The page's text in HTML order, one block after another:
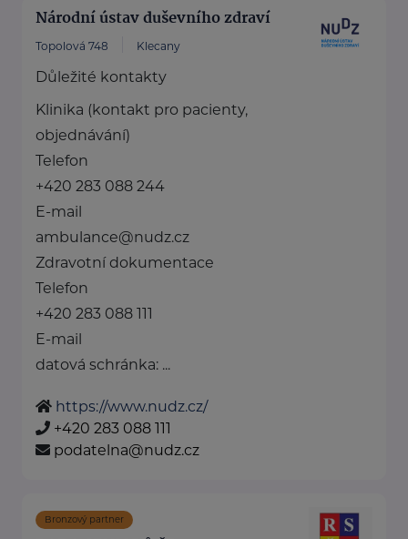
Národní ústav duševního zdraví
Topolová 748 Klecany
Důležité kontakty
Klinika (kontakt pro pacienty,
objednávání)
Telefon
+420 283 088 244
E-mail
ambulance@nudz.cz
Zdravotní dokumentace
Telefon
+420 283 088 111
E-mail
datová schránka: ...
https://www.nudz.cz/
+420 283 088 111
podatelna@nudz.cz
Bronzový partner